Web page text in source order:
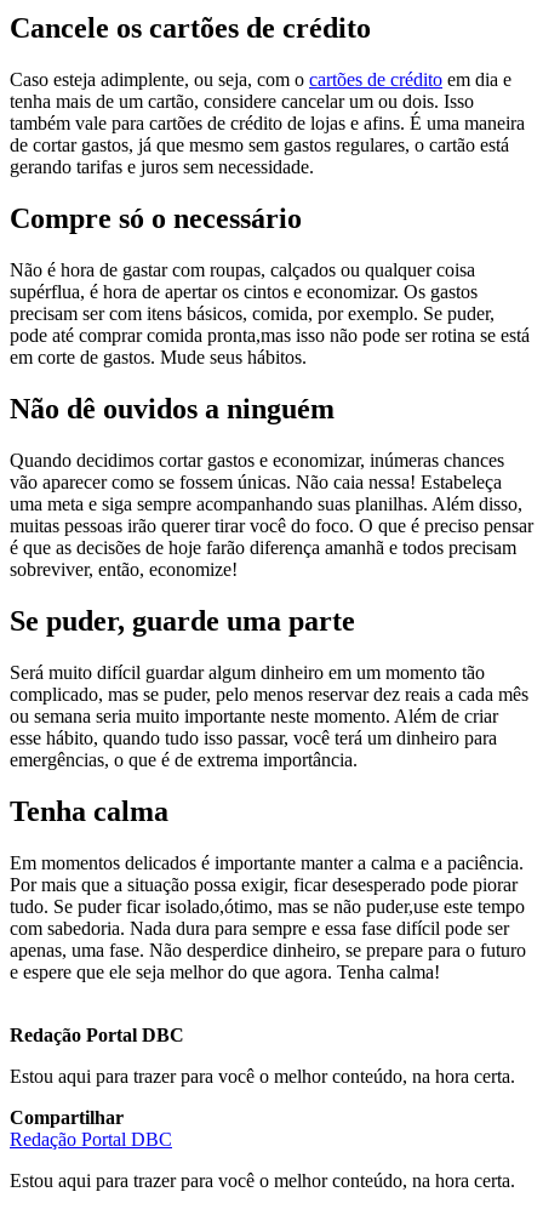
Cancele os cartões de crédito
Caso esteja adimplente, ou seja, com o cartões de crédito em dia e
tenha mais de um cartão, considere cancelar um ou dois. Isso
também vale para cartões de crédito de lojas e afins. É uma maneira
de cortar gastos, já que mesmo sem gastos regulares, o cartão está
gerando tarifas e juros sem necessidade.
Compre só o necessário
Não é hora de gastar com roupas, calçados ou qualquer coisa
supérflua, é hora de apertar os cintos e economizar. Os gastos
precisam ser com itens básicos, comida, por exemplo. Se puder,
pode até comprar comida pronta,mas isso não pode ser rotina se está
em corte de gastos. Mude seus hábitos.
Não dê ouvidos a ninguém
Quando decidimos cortar gastos e economizar, inúmeras chances
vão aparecer como se fossem únicas. Não caia nessa! Estabeleça
uma meta e siga sempre acompanhando suas planilhas. Além disso,
muitas pessoas irão querer tirar você do foco. O que é preciso pensar
é que as decisões de hoje farão diferença amanhã e todos precisam
sobreviver, então, economize!
Se puder, guarde uma parte
Será muito difícil guardar algum dinheiro em um momento tão
complicado, mas se puder, pelo menos reservar dez reais a cada mês
ou semana seria muito importante neste momento. Além de criar
esse hábito, quando tudo isso passar, você terá um dinheiro para
emergências, o que é de extrema importância.
Tenha calma
Em momentos delicados é importante manter a calma e a paciência.
Por mais que a situação possa exigir, ficar desesperado pode piorar
tudo. Se puder ficar isolado,ótimo, mas se não puder,use este tempo
com sabedoria. Nada dura para sempre e essa fase difícil pode ser
apenas, uma fase. Não desperdice dinheiro, se prepare para o futuro
e espere que ele seja melhor do que agora. Tenha calma!
Redação Portal DBC
Estou aqui para trazer para você o melhor conteúdo, na hora certa.
Compartilhar
Redação Portal DBC
Estou aqui para trazer para você o melhor conteúdo, na hora certa.